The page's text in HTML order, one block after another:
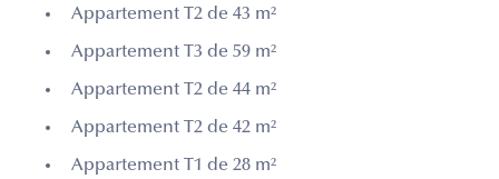
Appartement T2 de 43 m²
Appartement T3 de 59 m²
Appartement T2 de 44 m²
Appartement T2 de 42 m²
Appartement T1 de 28 m²